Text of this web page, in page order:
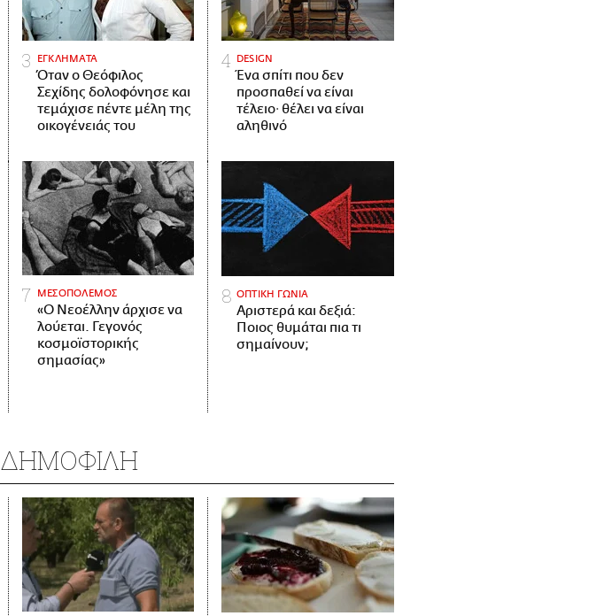
ΕΓΚΛΗΜΑΤΑ
Όταν ο Θεόφιλος
Σεχίδης δολοφόνησε και
τεμάχισε πέντε μέλη της
οικογένειάς του
DESIGN
Ένα σπίτι που δεν
προσπαθεί να είναι
τέλειο· θέλει να είναι
αληθινό
ΜΕΣΟΠΟΛΕΜΟΣ
«Ο Νεοέλλην άρχισε να
λούεται. Γεγονός
κοσμοϊστορικής
σημασίας»
ΟΠΤΙΚΗ ΓΩΝΙΑ
Αριστερά και δεξιά:
Ποιος θυμάται πια τι
σημαίνουν;
ΔΗΜΟΦΙΛΗ